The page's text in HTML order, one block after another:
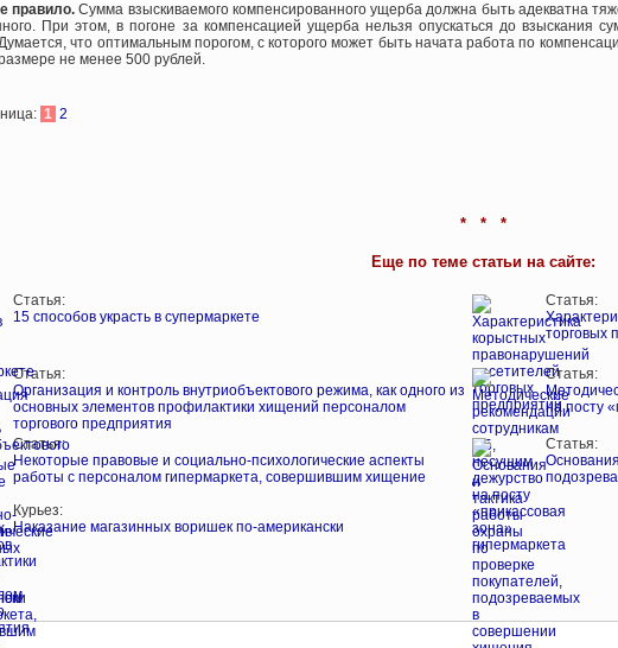
правило. Сумма взыскиваемого компенсированного ущерба должна быть адекватна
При этом, в погоне за компенсацией ущерба нельзя опускаться до взыскания
что оптимальным порогом, с которого может быть начата работа по
не менее 500 рублей.
1 2
* * *
Еще по теме статьи на сайте:
Статья:
15 способов украсть в супермаркете
Статья:
торговых
Статья:
Организация и контроль внутриобъектового режима, как одного из
основных элементов профилактики хищений персоналом
торгового предприятия
Статья:
на посту
Статья:
Некоторые правовые и социально-психологические аспекты
работы с персоналом гипермаркета, совершившим хищение
Статья:
Курьез:
Наказание магазинных воришек по-американски